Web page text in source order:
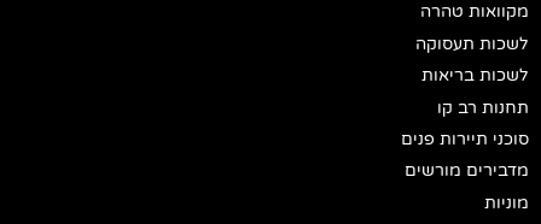
מקוואות טהרה
לשכות תעסוקה
לשכות בריאות
תחנות רב קו
סוכני תיירות פנים
מדבירים מורשים
מוניות